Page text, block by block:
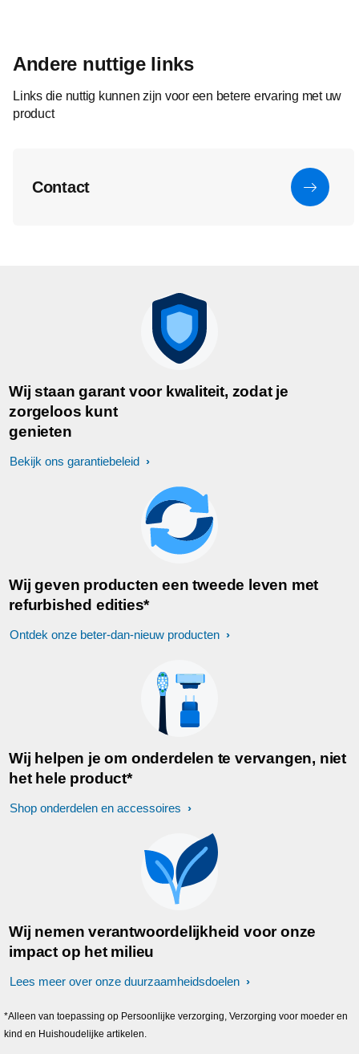
Andere nuttige links
Links die nuttig kunnen zijn voor een betere ervaring met uw
product
Contact
Wij staan garant voor kwaliteit, zodat je
zorgeloos kunt
genieten
Bekijk ons garantiebeleid
Wij geven producten een tweede leven met
refurbished edities*
Ontdek onze beter-dan-nieuw producten
Wij helpen je om onderdelen te vervangen, niet
het hele product*
Shop onderdelen en accessoires
Wij nemen verantwoordelijkheid voor onze
impact op het milieu
Lees meer over onze duurzaamheidsdoelen
*Alleen van toepassing op Persoonlijke verzorging, Verzorging voor moeder en
kind en Huishoudelijke artikelen.